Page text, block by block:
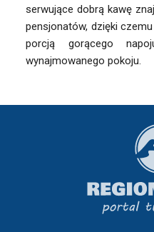
serwujące dobrą kawę
pensjonatów, dzięki
porcją gorącego
wynajmowanego pokoju.